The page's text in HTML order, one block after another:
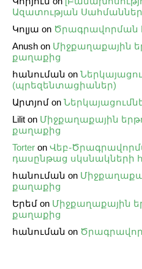
Ազատության
Կոլյա on Ծրագրավորման
Anush on Միջքաղաքային
քաղաքից
հանուման on
(պրեզենտացիաներ)
Արտյոմ on
Lilit on Միջքաղաքային
քաղաքից
Torter on
դասընթաց սկսնակների
հանուման on
քաղաքից
Երեմ on Միջքաղաքային
քաղաքից
հանուման on